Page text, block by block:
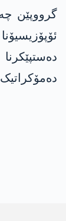
گرووپێن